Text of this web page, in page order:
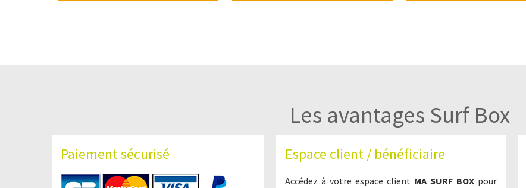
Les avantages Surf Box
Paiement sécurisé Espace client / bénéficiaire
Accédez à votre espace client MA SURF BOX pour